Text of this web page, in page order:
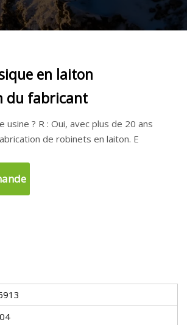
en laiton
du fabricant
de robinets en laiton. E